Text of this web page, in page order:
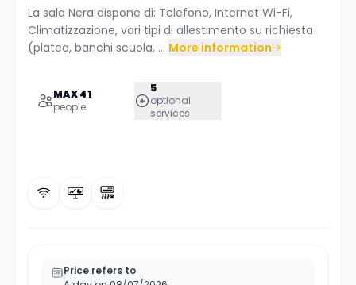
La sala Nera dispone di: Telefono, Internet Wi-Fi,
Climatizzazione, vari tipi di allestimento su richiesta
(platea, banchi scuola, ... More information
MAX 41
people
5
optional
services
Price refers to